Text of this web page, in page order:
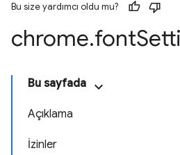
Bu size yardımcı oldu mu?
chrome.font
Bu sayfada
Açıklama
İzinler